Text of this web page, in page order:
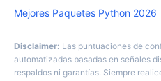
Mejores Paquetes Python 2026
Disclaimer: Las puntuaciones de
automatizadas basadas en señales
respaldos ni garantías. Siempre